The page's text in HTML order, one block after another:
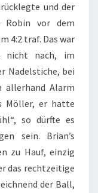
und der
Robin vor dem
4:2 traf. Das war
nicht nach, im
Nadelstiche, bei
allerhand Alarm
Möller, er hatte
so dürfte es
sein. Brian’s
zu Hauf, einzig
das rechtzeitige
der Ball,